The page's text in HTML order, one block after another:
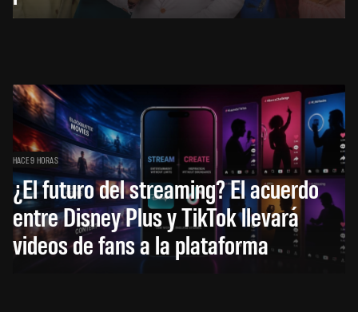
HACE 9 HORAS
¿El futuro del streaming? El acuerdo
entre Disney Plus y TikTok llevará
videos de fans a la plataforma